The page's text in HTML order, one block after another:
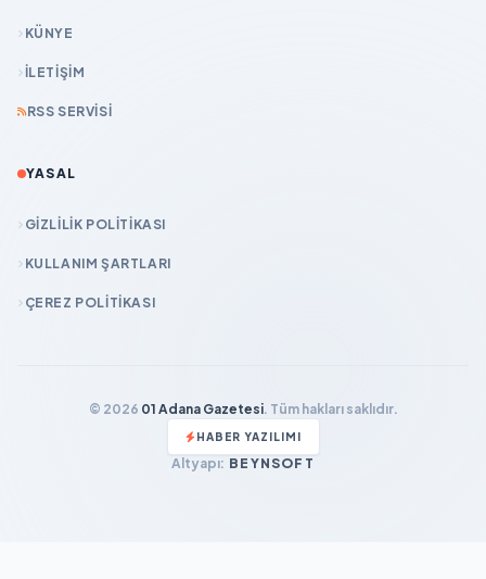
KÜNYE
İLETIŞIM
RSS SERVISI
YASAL
GIZLILIK POLITIKASI
KULLANIM ŞARTLARI
ÇEREZ POLITIKASI
© 2026 01 Adana Gazetesi. Tüm hakları saklıdır.
HABER YAZILIMI
Altyapı: BEYNSOFT